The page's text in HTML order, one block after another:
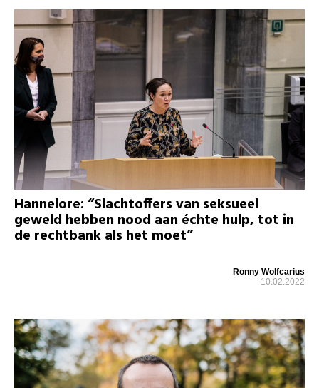
Hannelore: “Slachtoffers van seksueel
geweld hebben nood aan échte hulp, tot in
de rechtbank als het moet”
Ronny Wolfcarius
10.02.2022